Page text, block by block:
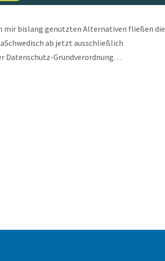
mir bislang genutzten Alternativen fließen die
ab jetzt ausschließlich
Datenschutz-Grundverordnung…